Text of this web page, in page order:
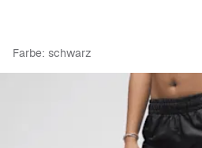
Farbe: schwarz